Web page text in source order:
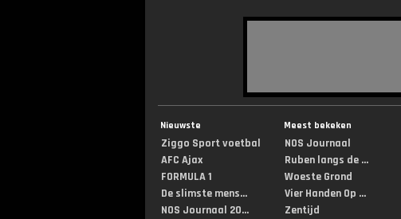
Nieuwste
Ziggo Sport voetbal
AFC Ajax
FORMULA 1
De slimste mens...
NOS Journaal 20...
Meest bekeken
NOS Journaal
Ruben langs de ...
Woeste Grond
Vier Handen Op ...
Zentijd